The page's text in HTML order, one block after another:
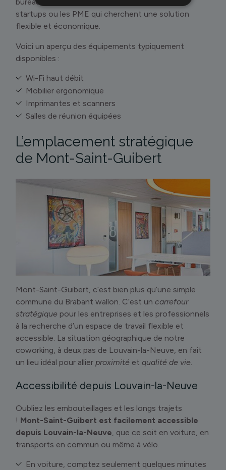
startups ou les PME qui cherchent une solution
flexible et économique.
Voici un aperçu des équipements typiquement
disponibles :
Wi-Fi haut débit
Mobilier ergonomique
Imprimantes et scanners
Salles de réunion équipées
L’emplacement stratégique
de Mont-Saint-Guibert
Mont-Saint-Guibert, c’est bien plus qu’une simple
commune du Brabant wallon. C’est uncarrefour
stratégique pour les entreprises et les professionnels
à la recherche d’un espace de travail flexible et
accessible. La situation géographique de notre
coworking, à deux pas de Louvain-la-Neuve, en fait
un lieu idéal pour allierproximité etqualité de vie.
Accessibilité depuis Louvain-la-Neuve
Oubliez les embouteillages et les longs trajets
! Mont-Saint-Guibert est facilement accessible
depuis Louvain-la-Neuve, que ce soit en voiture, en
transports en commun ou même à vélo.
En voiture, comptez seulement quelques minutes